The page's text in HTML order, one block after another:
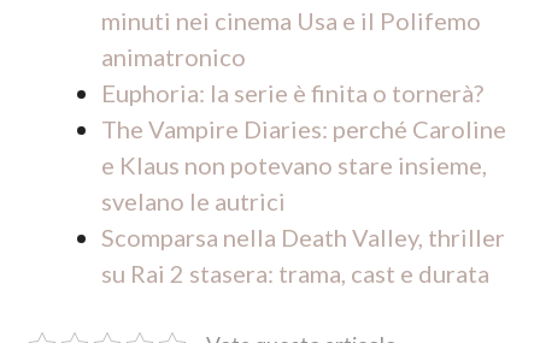
minuti nei cinema Usa e il Polifemo
animatronico
Euphoria: la serie è finita o tornerà?
The Vampire Diaries: perché Caroline
e Klaus non potevano stare insieme,
svelano le autrici
Scomparsa nella Death Valley, thriller
su Rai 2 stasera: trama, cast e durata